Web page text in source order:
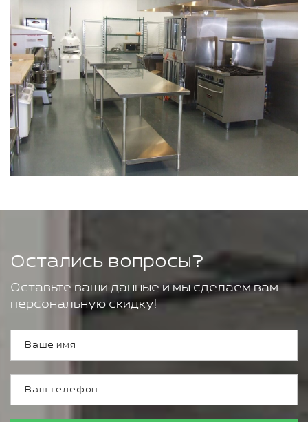
Остались вопросы?
Оставьте ваши данные и мы сделаем вам
персональную скидку!